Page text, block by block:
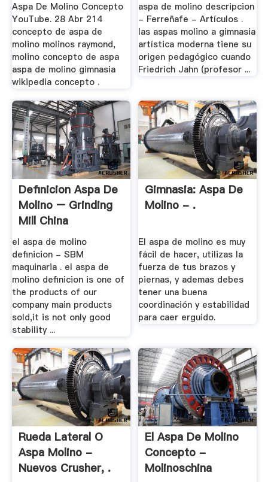
Aspa De Molino Concepto
YouTube. 28 Abr 214
concepto de aspa de
molino molinos raymond,
molino concepto de aspa
aspa de molino gimnasia
wikipedia concepto .
aspa de molino descripcion
- Ferreñafe - Artículos .
las aspas molino a gimnasia
artística moderna tiene su
origen pedagógico cuando
Friedrich Jahn (profesor ...
Definicion Aspa De
Molino – Grinding
Mill China
el aspa de molino
definicion - SBM
maquinaria . el aspa de
molino definicion is one of
the products of our
company main products
sold,it is not only good
stability ...
Gimnasia: Aspa De
Molino - .
El aspa de molino es muy
fácil de hacer, utilizas la
fuerza de tus brazos y
piernas, y ademas debes
tener una buena
coordinación y estabilidad
para caer erguido.
Rueda Lateral O
Aspa Molino -
Nuevos Crusher, .
El Aspa De Molino
Concepto -
Molinoschina